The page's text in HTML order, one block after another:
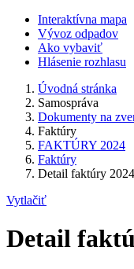
Interaktívna mapa
Vývoz odpadov
Ako vybaviť
Hlásenie rozhlasu
Úvodná stránka
Samospráva
Dokumenty na
Faktúry
FAKTÚRY 2024
Faktúry
Detail faktúry
Vytlačiť
Detail